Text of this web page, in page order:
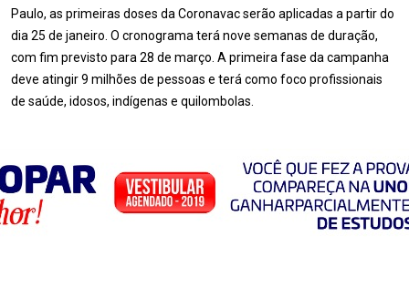
Paulo, as primeiras doses da Coronavac serão aplicadas a partir do
dia 25 de janeiro. O cronograma terá nove semanas de duração,
com fim previsto para 28 de março. A primeira fase da campanha
deve atingir 9 milhões de pessoas e terá como foco profissionais
de saúde, idosos, indígenas e quilombolas.